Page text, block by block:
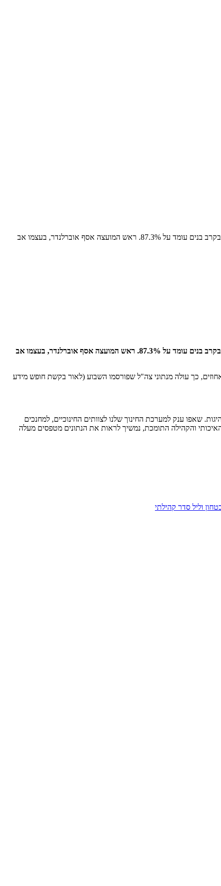
אחוז הגיוס בקרב הבנות עומד על 92 הממקמים את רמת ישי במקום השישי בארץ מתוך 256 רשויות (ערים גדולות ערים ומועצות מקומיות). אחוז הגיוס בקרב בנים עומד על 87.3%. ראש המועצה אסף אוברלנדר, בעצמו אב
בנים עומד על 87.3%. ראש המועצה אסף אוברלנדר, בעצמו אב
גדולה ברמת ישי! מועצת רמת ישי ממוקמת במקום השישי בארץ מבין 256 רשויות (ערים גדולות ומועצות מקומיות) בנתוני גיוס בקרב בנות עם 92 אחוזים, כך עולה מנתוני צה"ל שפורסמו השבוע (לאור בקשת חופש מידע
שאפו ענק למערכת החינוך שלנו לצוותים החינוכיים, למחנכים
והקהילה התומכת, נמשיך לראות את הנתונים מטפסים מעלה
וליל סדר קהילתי